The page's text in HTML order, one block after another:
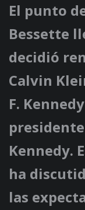
El punto
Bessette
decidió
Calvin
F.
Kennedy.
ha
las